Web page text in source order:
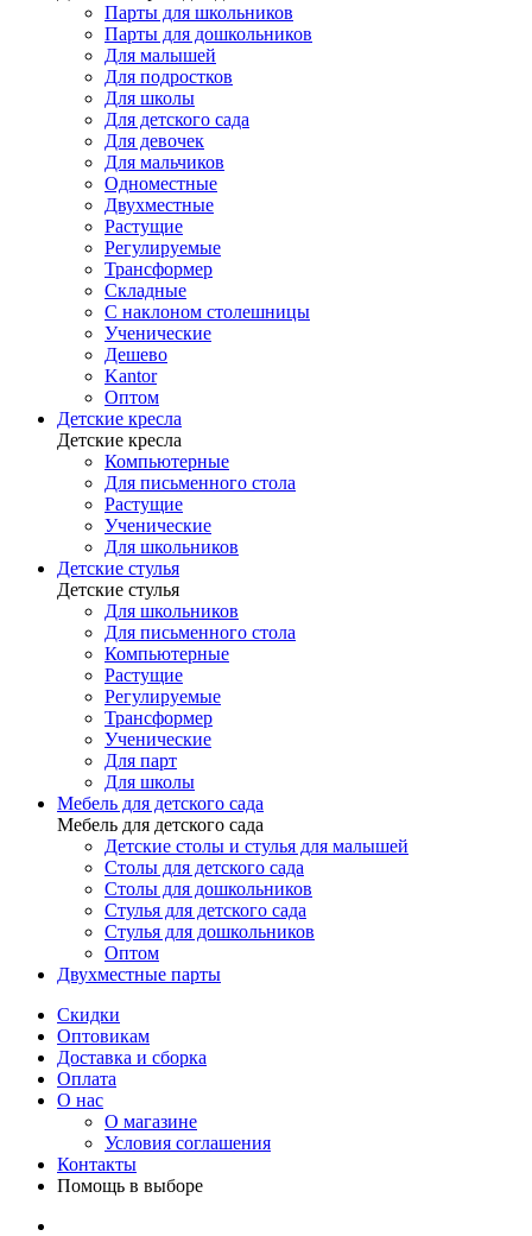
Парты для школьников
Парты для дошкольников
Для малышей
Для подростков
Для школы
Для детского сада
Для девочек
Для мальчиков
Одноместные
Двухместные
Растущие
Регулируемые
Трансформер
Складные
С наклоном столешницы
Ученические
Дешево
Kantor
Оптом
Детские кресла
Детские кресла
Компьютерные
Для письменного стола
Растущие
Ученические
Для школьников
Детские стулья
Детские стулья
Для школьников
Для письменного стола
Компьютерные
Растущие
Регулируемые
Трансформер
Ученические
Для парт
Для школы
Мебель для детского сада
Мебель для детского сада
Детские столы и стулья для малышей
Столы для детского сада
Столы для дошкольников
Стулья для детского сада
Стулья для дошкольников
Оптом
Двухместные парты
Скидки
Оптовикам
Доставка и сборка
Оплата
О нас
О магазине
Условия соглашения
Контакты
Помощь в выборе